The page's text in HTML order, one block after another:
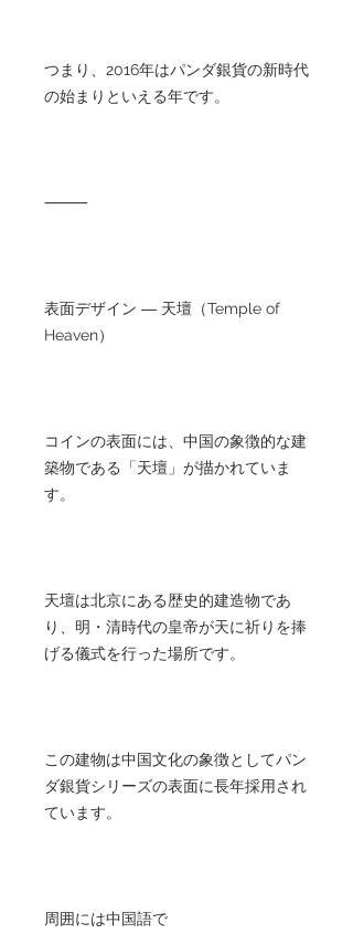
つまり、2016年はパンダ銀貨の新時代
の始まりといえる年です。
⸻
表面デザイン ― 天壇（Temple of
Heaven）
コインの表面には、中国の象徴的な建
築物である「天壇」が描かれていま
す。
天壇は北京にある歴史的建造物であ
り、明・清時代の皇帝が天に祈りを捧
げる儀式を行った場所です。
この建物は中国文化の象徴としてパン
ダ銀貨シリーズの表面に長年採用され
ています。
周囲には中国語で